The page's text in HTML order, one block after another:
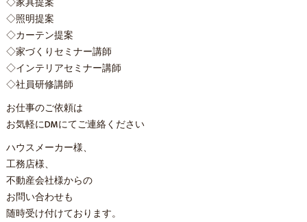
◇照明提案
◇カーテン提案
◇家づくりセミナー講師
◇インテリアセミナー講師
◇社員研修講師
お仕事のご依頼は
お気軽にDMにてご連絡ください
ハウスメーカー様、
工務店様、
不動産会社様からの
お問い合わせも
随時受け付けております。